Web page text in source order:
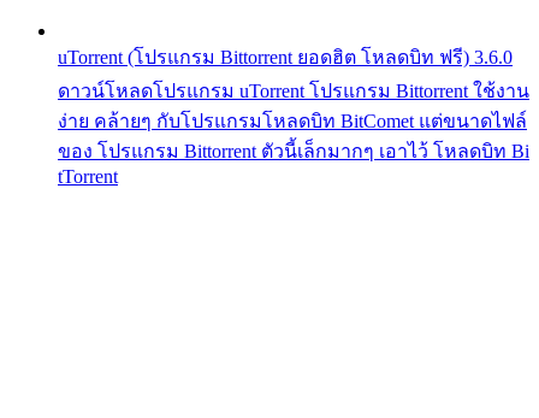
uTorrent (โปรแกรม Bittorrent ยอดฮิต โหลดบิท ฟรี) 3.6.0
ดาวน์โหลดโปรแกรม uTorrent โปรแกรม Bittorrent ใช้งาน
ง่าย คล้ายๆ กับโปรแกรมโหลดบิท BitComet แต่ขนาดไฟล์
ของ โปรแกรม Bittorrent ตัวนี้เล็กมากๆ เอาไว้ โหลดบิท Bi
tTorrent